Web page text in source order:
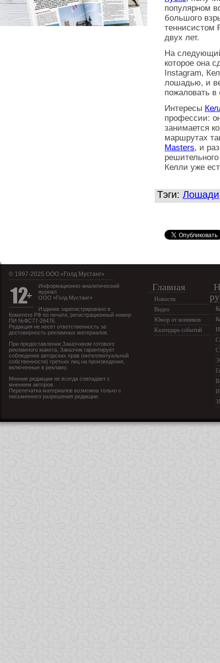
популярном
большого
теннисистом
двух лет.
На
которое она
Instagram,
лошадью, и
пожаловать
Интересы
профессии:
занимается
маршрутах
Masters, и
Келли уже
Тэги: Лошади
© 1997-2025 OOO «Голд Мустанг»
Информационно-аналитический
журнал
ООО «Голд Мустанг»
Издание зарегистрировано в
Комитете РФ по печати, регистрационный номер
ПИ №ФС77-26476.
Редакция не несет ответственность за
достоверность рекламных материалов.
При предоставлении Заказчиком готового
рекламного макета, Заказчик гарантирует
соблюдение авторских прав (интеллектуальной
собственности) третьих лиц на произведения,
включенные в рекламу.
Мнение редакции не всегда совпадает с
мнением авторов.
Перепечатка материалов возможна только с
письменного разрешения редакции.
Главная
Новости
Видео
Юмор от конников
Календарь событий